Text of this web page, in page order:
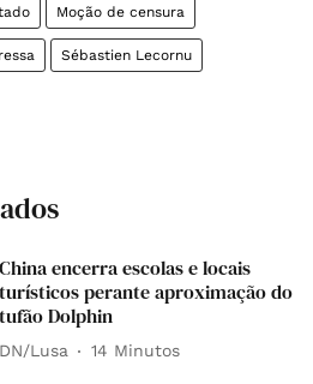
Moção de censura
Sébastien Lecornu
China encerra escolas e locais
turísticos perante aproximação do
tufão Dolphin
DN/Lusa 14 Minutos